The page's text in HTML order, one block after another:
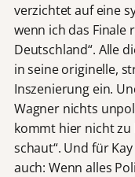
verzichtet auf eine
wenn ich das Finale
Deutschland“. Alle
in seine originelle,
Inszenierung ein.
Wagner nichts
kommt hier nicht zu
schaut“. Und für
auch: Wenn alles